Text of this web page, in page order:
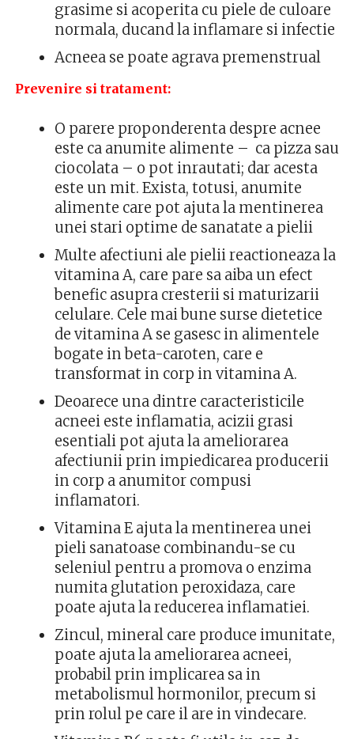
grasime si acoperita cu piele de culoare
normala, ducand la inflamare si infectie
Acneea se poate agrava premenstrual
Prevenire si tratament:
O parere proponderenta despre acnee
este ca anumite alimente – ca pizza sau
ciocolata – o pot inrautati; dar acesta
este un mit. Exista, totusi, anumite
alimente care pot ajuta la mentinerea
unei stari optime de sanatate a pielii
Multe afectiuni ale pielii reactioneaza la
vitamina A, care pare sa aiba un efect
benefic asupra cresterii si maturizarii
celulare. Cele mai bune surse dietetice
de vitamina A se gasesc in alimentele
bogate in beta-caroten, care e
transformat in corp in vitamina A.
Deoarece una dintre caracteristicile
acneei este inflamatia, acizii grasi
esentiali pot ajuta la ameliorarea
afectiunii prin impiedicarea producerii
in corp a anumitor compusi
inflamatori.
Vitamina E ajuta la mentinerea unei
pieli sanatoase combinandu-se cu
seleniul pentru a promova o enzima
numita glutation peroxidaza, care
poate ajuta la reducerea inflamatiei.
Zincul, mineral care produce imunitate,
poate ajuta la ameliorarea acneei,
probabil prin implicarea sa in
metabolismul hormonilor, precum si
prin rolul pe care il are in vindecare.